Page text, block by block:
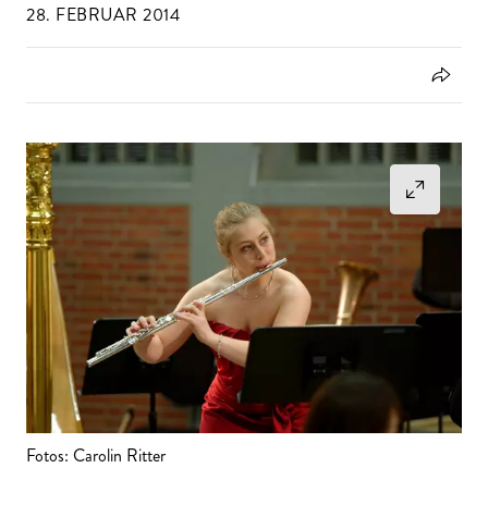
28. FEBRUAR 2014
Fotos: Carolin Ritter